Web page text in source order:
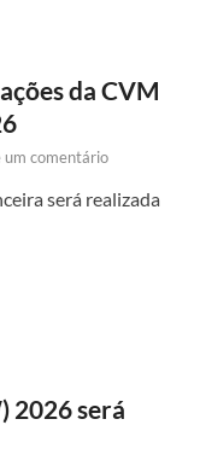
da CVM
um comentário
será realizada
2026 será